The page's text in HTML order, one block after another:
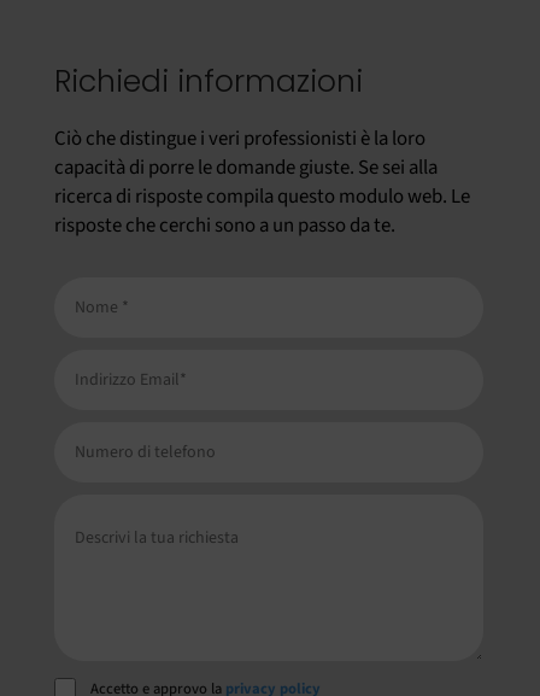
Richiedi informazioni
Ciò che distingue i veri professionisti è la loro
capacità di porre le domande giuste. Se sei alla
ricerca di risposte compila questo modulo web. Le
risposte che cerchi sono a un passo da te.
Accetto e approvo la privacy policy